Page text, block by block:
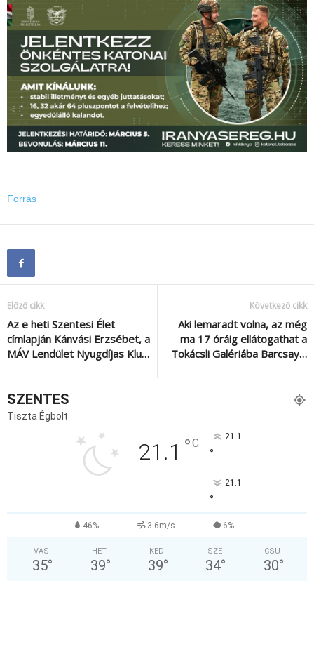
Forrás
Előző cikk
Az e heti Szentesi Élet
címlapján Kánvási Erzsébet, a
MÁV Lendület Nyugdíjas Klu…
Következő cikk
Aki lemaradt volna, az még
ma 17 óráig ellátogathat a
Tokácsli Galériába Barcsay…
SZENTES
Tiszta Égbolt
21.1 °C 21.1
°
21.1
°
46% 3.6m/s 6%
VAS
35°
HÉT
39°
KED
39°
SZE
34°
CSÜ
30°